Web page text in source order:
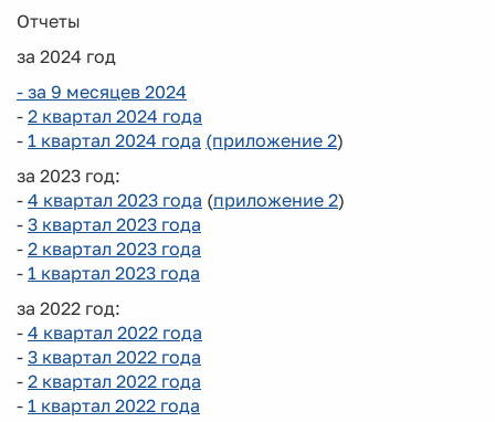
Отчеты
за 2024 год
- за 9 месяцев 2024
- 2 квартал 2024 года
- 1 квартал 2024 года (приложение 2)
за 2023 год:
- 4 квартал 2023 года (приложение 2)
- 3 квартал 2023 года
- 2 квартал 2023 года
- 1 квартал 2023 года
за 2022 год:
- 4 квартал 2022 года
- 3 квартал 2022 года
- 2 квартал 2022 года
- 1 квартал 2022 года